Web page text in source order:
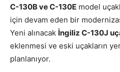
C-130B ve C-130E model
için devam eden bir
Yeni alınacak İngiliz C-130J
eklenmesi ve eski uçakların
planlanıyor.